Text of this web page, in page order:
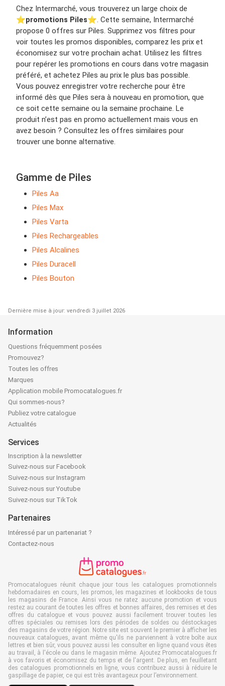
Chez Intermarché, vous trouverez un large choix de
⭐️promotions Piles⭐️. Cette semaine, Intermarché
propose 0 offres sur Piles. Supprimez vos filtres pour
voir toutes les promos disponibles, comparez les prix et
économisez sur votre prochain achat. Utilisez les filtres
pour repérer les promotions en cours dans votre magasin
préféré, et achetez Piles au prix le plus bas possible.
Vous pouvez enregistrer votre recherche pour être
informé dès que Piles sera à nouveau en promotion, que
ce soit cette semaine ou la semaine prochaine. Le
produit n’est pas en promo actuellement mais vous en
avez besoin ? Consultez les offres similaires pour
trouver une bonne alternative.
Gamme de Piles
Piles Aa
Piles Max
Piles Varta
Piles Rechargeables
Piles Alcalines
Piles Duracell
Piles Bouton
Dernière mise à jour: vendredi 3 juillet 2026
Information
Questions fréquemment posées
Promouvez?
Toutes les offres
Marques
Application mobile Promocatalogues.fr
Qui sommes-nous?
Publiez votre catalogue
Actualités
Services
Inscription à la newsletter
Suivez-nous sur Facebook
Suivez-nous sur Instagram
Suivez-nous sur Youtube
Suivez-nous sur TikTok
Partenaires
Intéressé par un partenariat ?
Contactez-nous
Promocatalogues réunit chaque jour tous les catalogues promotionnels
hebdomadaires en cours, les promos, les magazines et lookbooks de tous
les magasins de France. Ainsi vous ne ratez aucune promotion et vous
restez au courant de toutes les offres et bonnes affaires, des remises et des
offres du catalogue et vous pouvez aussi facilement trouver toutes les
offres spéciales ou remises lors des périodes de soldes ou déstockages
des magasins de votre région. Notre site est souvent le premier à afficher les
nouveaux catalogues, avant même qu'ils ne parviennent à votre boîte aux
lettres et bien sûr, vous pouvez aussi les consulter en ligne quand vous êtes
au travail, à l'école ou dans le magasin même. Ajoutez Promocatalogues.fr
à vos favoris et économisez du temps et de l'argent. De plus, en feuilletant
des catalogues promotionnels en ligne, vous contribuez aussi à réduire le
gaspillage de papier, ce qui est très avantageux pour l’environnement.